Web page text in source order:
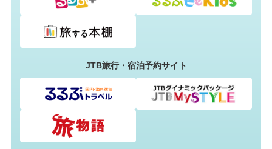
JTB旅行・宿泊予約サイト